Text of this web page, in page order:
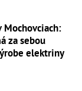
za sebou
elektriny